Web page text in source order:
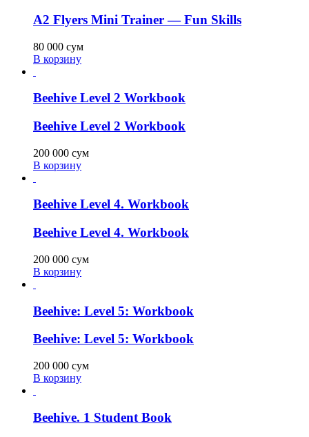
A2 Flyers Mini Trainer — Fun Skills
80 000 сум
В корзину
Beehive Level 2 Workbook
Beehive Level 2 Workbook
200 000 сум
В корзину
Beehive Level 4. Workbook
Beehive Level 4. Workbook
200 000 сум
В корзину
Beehive: Level 5: Workbook
Beehive: Level 5: Workbook
200 000 сум
В корзину
Beehive. 1 Student Book